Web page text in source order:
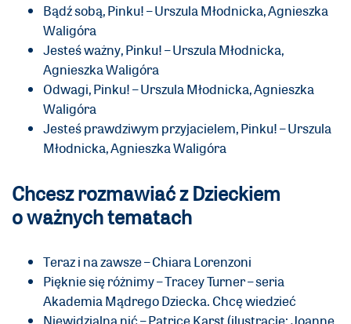
Bądź sobą, Pinku! – Urszula Młodnicka, Agnieszka
Waligóra
Jesteś ważny, Pinku! – Urszula Młodnicka,
Agnieszka Waligóra
Odwagi, Pinku! – Urszula Młodnicka, Agnieszka
Waligóra
Jesteś prawdziwym przyjacielem, Pinku! – Urszula
Młodnicka, Agnieszka Waligóra
Chcesz rozmawiać z Dzieckiem
o ważnych tematach
Teraz i na zawsze – Chiara Lorenzoni
Pięknie się różnimy – Tracey Turner – seria
Akademia Mądrego Dziecka. Chcę wiedzieć
Niewidzialna nić – Patrice Karst (ilustracje: Joanne